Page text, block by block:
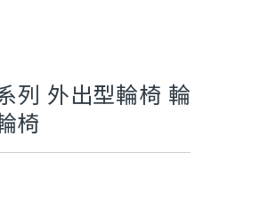
列 外出型輪椅 輪
椅